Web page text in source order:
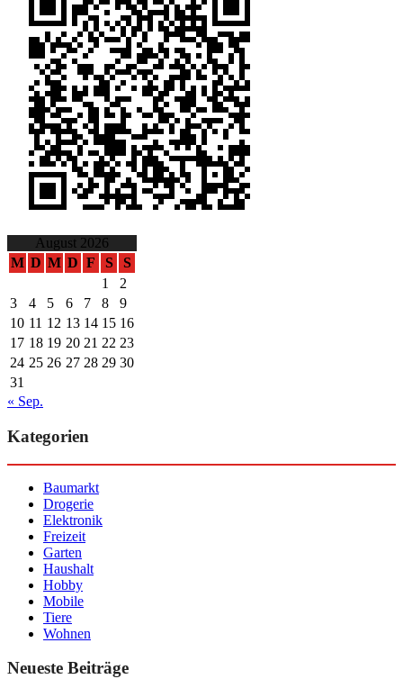
August 2026
M D M D F S
S
1
2
3
4 5 6 7 8
9
10 11 12 13 14 15 16
17 18 19 20 21 22 23
24 25 26 27 28 29 30
31
« Sep.
Kategorien
Baumarkt
Drogerie
Elektronik
Freizeit
Garten
Haushalt
Hobby
Mobile
Tiere
Wohnen
Neueste Beiträge